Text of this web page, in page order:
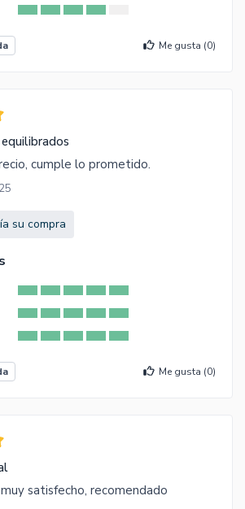
Me gusta (0)
cumple lo prometido.
su compra
Me gusta (0)
satisfecho, recomendado